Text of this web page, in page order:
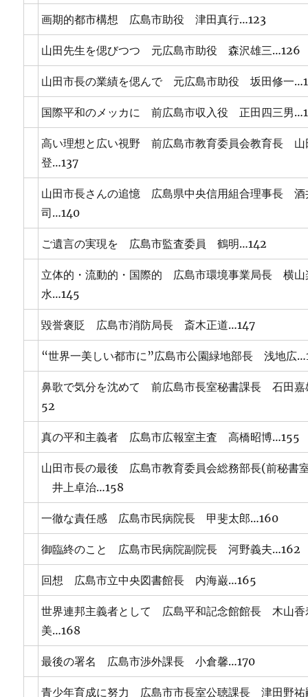
画期的都市構想 広島市助役 津田真行…123
山田先生を偲びつつ 元広島市助役 森沢雄三…126
山田市長の業績を偲んで 元広島市助役 坂田修一
国際平和のメッカに 前広島市収入役 正田四三男
高い理想と広い視野 前広島市教育委員会教育長 山
登…137
山田市長さんの追憶 広島県中央信用組合理事長 酒
司…140
ご遺言の実現を 広島市監査委員 鶴明…142
立体的・流動的・国際的 広島市環境事業局長 横山
水…145
毀誉褒貶 広島市消防局長 斎木正道…147
“世界一美しい都市に”広島市公園緑地部長 浅地広
鼻歌で気分を沈めて 前広島市長室秘書課長 石田
52
真の平和主義者 広島市広報室主査 高橋昭博…155
山田市長の最後 広島市教育委員会総務部長(前秘書
井上卓治…158
一徹な責任感 広島市民病院長 甲斐太郎…160
御臨終のこと 広島市民病院副院長 河野義夫…162
回想 広島市立中央図書館長 内海巌…165
世界連邦主義者として 広島平和記念館館長 木山香
美…168
最後の署名 広島市渉外課長 小倉馨…170
青少年育成に努力 広島市市長室公聴課長 津田野